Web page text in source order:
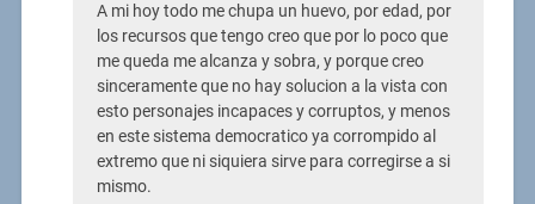
A mi hoy todo me chupa un huevo, por edad, por
los recursos que tengo creo que por lo poco que
me queda me alcanza y sobra, y porque creo
sinceramente que no hay solucion a la vista con
esto personajes incapaces y corruptos, y menos
en este sistema democratico ya corrompido al
extremo que ni siquiera sirve para corregirse a si
mismo.